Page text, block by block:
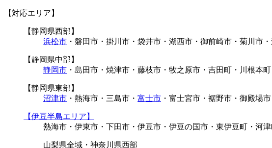
【対応エリア】
【静岡県西部】
浜松市 ・磐田市・掛川市・袋井市・湖西市・御前崎市・菊川市
【静岡県中部】
静岡市 ・島田市・焼津市・藤枝市・牧之原市・吉田町・川根本町
【静岡県東部】
沼津市 ・熱海市・三島市・ 富士市 ・富士宮市・裾野市・御殿場
【伊豆半島エリア】
熱海市・伊東市・下田市・伊豆市・伊豆の国市・東伊豆町・河
山梨県全域・神奈川県西部